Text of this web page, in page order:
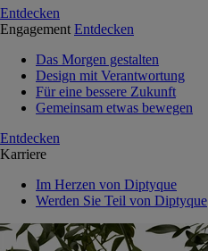
Entdecken
Engagement Entdecken
Das Morgen gestalten
Design mit Verantwortung
Für eine bessere Zukunft
Gemeinsam etwas bewegen
Entdecken
Karriere
Im Herzen von Diptyque
Werden Sie Teil von Diptyque